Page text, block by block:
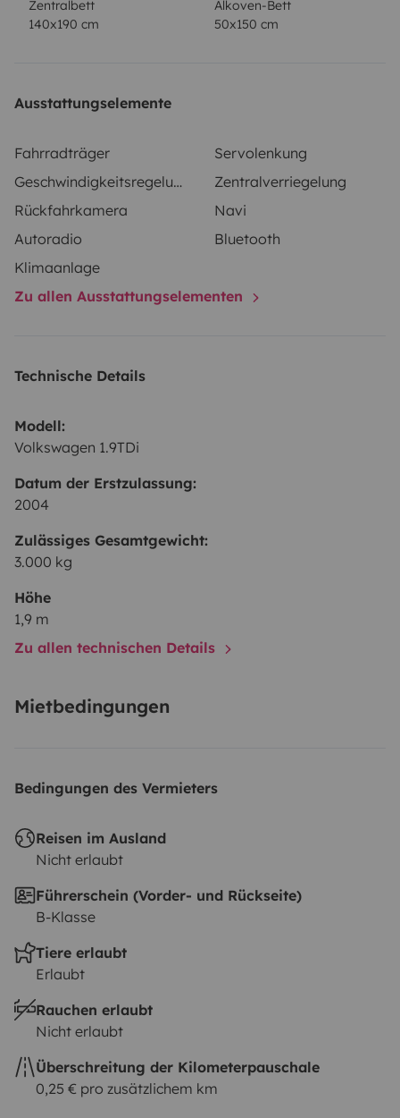
Oscurecedores para todas las ventanas.
Zentralbett
140x190 cm
Alkoven-Bett
50x150 cm
Ausstattungselemente
Fahrradträger
Servolenkung
Geschwindigkeitsregelung
Zentralverriegelung
Rückfahrkamera
Navi
Autoradio
Bluetooth
Klimaanlage
Zu allen Ausstattungselementen
Technische Details
Modell:
Volkswagen 1.9TDi
Datum der Erstzulassung:
2004
Zulässiges Gesamtgewicht:
3.000 kg
Höhe
1,9 m
Zu allen technischen Details
Mietbedingungen
Bedingungen des Vermieters
Reisen im Ausland
Nicht erlaubt
Führerschein (Vorder- und Rückseite)
B-Klasse
Tiere erlaubt
Erlaubt
Rauchen erlaubt
Nicht erlaubt
Überschreitung der Kilometerpauschale
0,25 € pro zusätzlichem km